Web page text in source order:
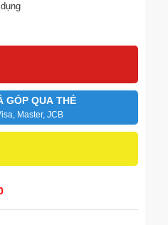
GÓP QUA THẺ
Master, JCB